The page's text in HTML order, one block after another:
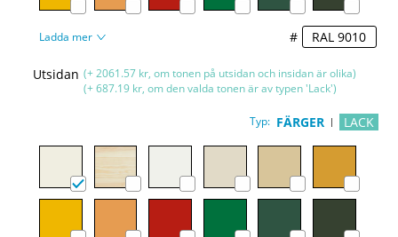
Ladda mer #
Utsidan (+ 2061.57 kr, om tonen på utsidan och insidan är olika)
(+ 687.19 kr, om den valda tonen är av typen 'Lack')
Typ: FÄRGER LACK